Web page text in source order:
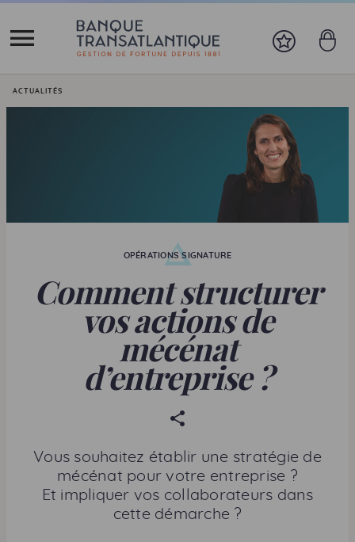
Vous êtes ici:
ACTUALITÉS
OPÉRATIONS SIGNATURE
Comment structurer
vos actions de
mécénat
d’entreprise ?
r
t
a
g
Vous souhaitez établir une stratégie de
mécénat pour votre entreprise ?
Et impliquer vos collaborateurs dans
cette démarche ?